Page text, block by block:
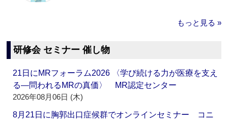
もっと見る »
研修会 セミナー 催し物
21日にMRフォーラム2026 〈学び続ける力が医療を支え
る―問われるMRの真価〉 MR認定センター
2026年08月06日 (木)
8月21日に胸郭出口症候群でオンラインセミナー コニ